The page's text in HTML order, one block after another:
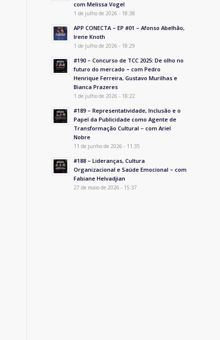
com Melissa Vogel
1 de julho de 2026 - 18:38
APP CONECTA – EP #01 – Afonso Abelhão,
Irene Knoth
1 de julho de 2026 - 18:29
#190 – Concurso de TCC 2025: De olho no
futuro do mercado – com Pedro
Henrique Ferreira, Gustavo Murilhas e
Bianca Prazeres
1 de julho de 2026 - 18:22
#189 – Representatividade, Inclusão e o
Papel da Publicidade como Agente de
Transformação Cultural – com Ariel
Nobre
11 de junho de 2026 - 11:35
#188 – Lideranças, Cultura
Organizacional e Saúde Emocional – com
Fabiane Helvadjian
27 de maio de 2026 - 15:37